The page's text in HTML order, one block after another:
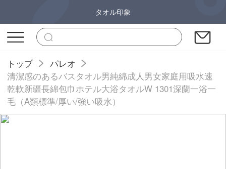
タオル印象
トップ
パレオ
清潔感のあるバスタオル男純綿成人男女家庭用吸水速
乾軟新疆長綿包巾ホテル大浴タオルW 1301深蘭一浴一
毛（A類標準/厚い/強い吸水）